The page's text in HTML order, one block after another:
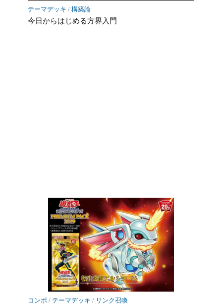
テーマデッキ /構築論
今日からはじめる方界入門
コンボ / テーマデッキ / リンク召喚